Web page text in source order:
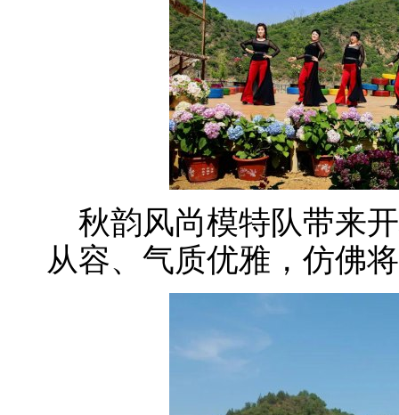
秋韵风尚模特队带来
从容、气质优雅，仿佛